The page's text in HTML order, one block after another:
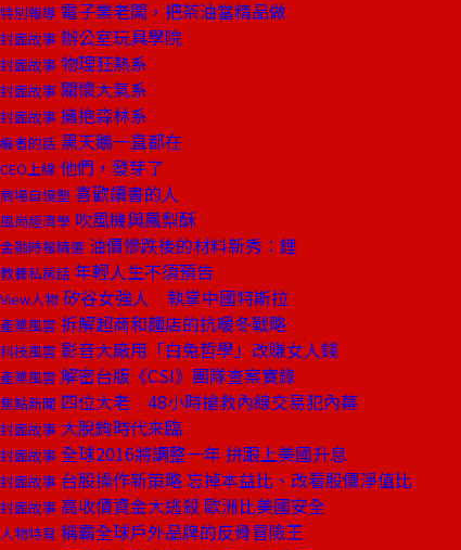
特別報導 電子業老闆，把茶油當精品做
封面故事 辦公室玩具學院
封面故事 物理狂熱系
封面故事 關懷大氣系
封面故事 擁抱森林系
編者的話 黑天鵝一直都在
CEO上線 他們，發芽了
商場自慢塾 喜歡讀書的人
風尚經濟學 吹風機與鳳梨酥
金融時報精選 油價慘跌後的材料新秀：鋰
教養私房話 年輕人生不須預告
View人物 矽谷女強人 執掌中國特斯拉
產業風雲 拆解超商和麵店的抗暖冬戰略
科技風雲 影音大廠用「白兔哲學」改賺女人錢
產業風雲 解密台版《CSI》團隊查案實錄
焦點新聞 四位大老 48小時搶救內線交易犯內幕
封面故事 大脫鉤時代來臨
封面故事 全球2016將調整一年 拚跟上美國升息
封面故事 台股操作新策略 忘掉本益比、改看股價淨值比
封面故事 高收債資金大逃殺 歐洲比美國安全
人物特寫 稱霸全球戶外品牌的反骨冒險王